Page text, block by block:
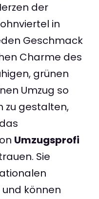
der
in
Geschmack
Charme des
grünen
Umzug so
zu gestalten,
Umzugsprofi
Sie
können